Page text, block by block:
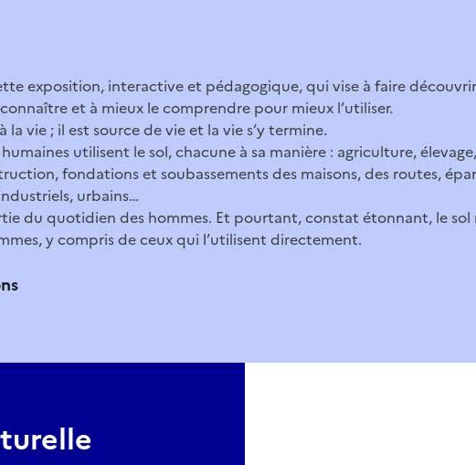
exposition, interactive et pédagogique, qui vise à faire découvrir
et à mieux le comprendre pour mieux l’utiliser.
la vie ; il est source de vie et la vie s’y termine.
utilisent le sol, chacune à sa manière : agriculture,
fondations et soubassements des maisons, des routes,
urbains…
du quotidien des hommes. Et pourtant, constat étonnant, le sol
y compris de ceux qui l’utilisent directement.